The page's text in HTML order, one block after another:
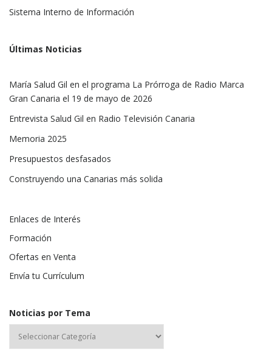
Sistema Interno de Información
Últimas Noticias
María Salud Gil en el programa La Prórroga de Radio Marca
Gran Canaria el 19 de mayo de 2026
Entrevista Salud Gil en Radio Televisión Canaria
Memoria 2025
Presupuestos desfasados
Construyendo una Canarias más solida
Enlaces de Interés
Formación
Ofertas en Venta
Envía tu Currículum
Noticias por Tema